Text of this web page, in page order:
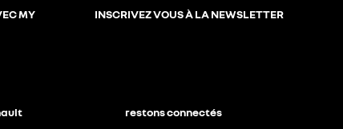
MY
INSCRIVEZ VOUS À LA NEWSLETTER
restons connectés